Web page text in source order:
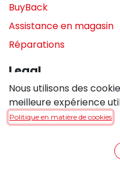
BuyBack
Assistance en magasin
Réparations
Legal
Politique de
Politique de cookies
Conditions générales de
Nous utilisons des
meilleure expérience
Politique en matière de cookies